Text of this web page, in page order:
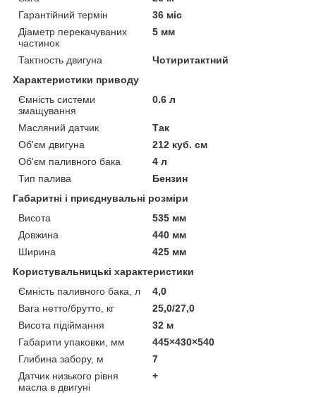
Гарантійний термін
36 міс
Діаметр перекачуваних
частинок
5 мм
Тактность двигуна
Чотиритактний
Характеристики приводу
Ємність системи
змащування
0.6 л
Масляний датчик
Так
Об'єм двигуна
212 куб. см
Об'єм паливного бака
4 л
Тип палива
Бензин
Габаритні і приєднувальні розміри
Висота
535 мм
Довжина
440 мм
Ширина
425 мм
Користувальницькі характеристики
Ємність паливного бака, л
4,0
Вага нетто/брутто, кг
25,0/27,0
Висота підіймання
32 м
Габарити упаковки, мм
445×430×540
Глибина забору, м
7
Датчик низького рівня
масла в двигуні
+